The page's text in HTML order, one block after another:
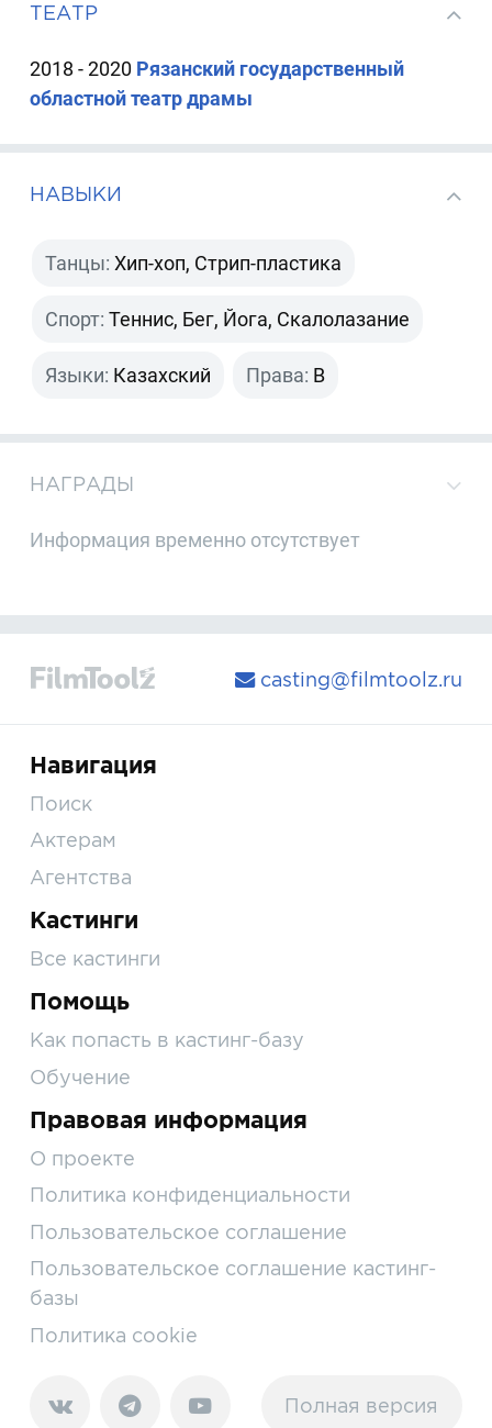
ТЕАТР
2018 - 2020 Рязанский государственный
областной театр драмы
НАВЫКИ
Танцы: Хип-хоп, Стрип-пластика
Спорт: Теннис, Бег, Йога, Скалолазание
Языки: Казахский Права: B
НАГРАДЫ
Информация временно отсутствует
casting@filmtoolz.ru
Навигация
Поиск
Актерам
Агентства
Кастинги
Все кастинги
Помощь
Как попасть в кастинг-базу
Обучение
Правовая информация
О проекте
Политика конфиденциальности
Пользовательское соглашение
Пользовательское соглашение кастинг-
базы
Политика cookie
Полная версия